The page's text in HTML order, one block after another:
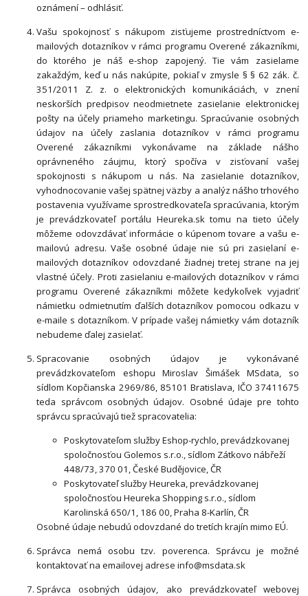
oznámení – odhlásiť.
Vašu spokojnosť s nákupom zisťujeme prostredníctvom e-
mailových dotazníkov v rámci programu Overené zákazníkmi,
do ktorého je náš e-shop zapojený. Tie vám zasielame
zakaždým, keď u nás nakúpite, pokiaľ v zmysle § § 62 zák. č.
351/2011 Z. z. o elektronických komunikáciách, v znení
neskorších predpisov neodmietnete zasielanie elektronickej
pošty na účely priameho marketingu. Spracúvanie osobných
údajov na účely zaslania dotazníkov v rámci programu
Overené zákazníkmi vykonávame na základe nášho
oprávneného záujmu, ktorý spočíva v zisťovaní vašej
spokojnosti s nákupom u nás. Na zasielanie dotazníkov,
vyhodnocovanie vašej spätnej väzby a analýz nášho trhového
postavenia využívame sprostredkovateľa spracúvania, ktorým
je prevádzkovateľ portálu Heureka.sk tomu na tieto účely
môžeme odovzdávať informácie o kúpenom tovare a vašu e-
mailovú adresu. Vaše osobné údaje nie sú pri zasielaní e-
mailových dotazníkov odovzdané žiadnej tretej strane na jej
vlastné účely. Proti zasielaniu e-mailových dotazníkov v rámci
programu Overené zákazníkmi môžete kedykoľvek vyjadriť
námietku odmietnutím ďalších dotazníkov pomocou odkazu v
e-maile s dotazníkom. V prípade vašej námietky vám dotazník
nebudeme ďalej zasielať.
Spracovanie osobných údajov je vykonávané
prevádzkovateľom eshopu Miroslav Šimášek MSdata, so
sídlom Kopčianska 2969/86, 85101 Bratislava, IČO 37411675
teda správcom osobných údajov. Osobné údaje pre tohto
správcu spracúvajú tiež spracovatelia:
Poskytovateľom služby Eshop-rychlo, prevádzkovanej
spoločnosťou Golemos s.r.o., sídlom Zátkovo nábřeží
448/73, 370 01, České Budějovice, ČR
Poskytovateľ služby Heureka, prevádzkovanej
spoločnosťou Heureka Shopping s.r.o., sídlom
Karolinská 650/1, 186 00, Praha 8-Karlín, ČR
Osobné údaje nebudú odovzdané do tretích krajín mimo EÚ.
Správca nemá osobu tzv. poverenca. Správcu je možné
kontaktovať na emailovej adrese info@msdata.sk
Správca osobných údajov, ako prevádzkovateľ webovej